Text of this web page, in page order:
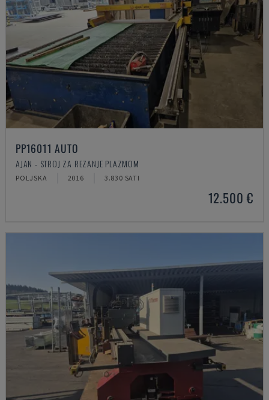
PP16011 AUTO
AJAN - STROJ ZA REZANJE PLAZMOM
POLJSKA 2016 3.830 SATI
12.500 €